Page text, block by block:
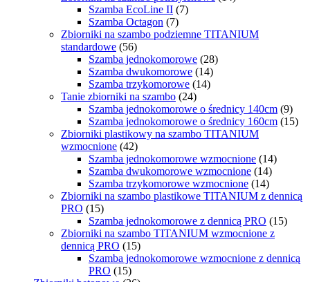
Szamba EcoLine II (7)
Szamba Octagon (7)
Zbiorniki na szambo podziemne TITANIUM
standardowe (56)
Szamba jednokomorowe (28)
Szamba dwukomorowe (14)
Szamba trzykomorowe (14)
Tanie zbiorniki na szambo (24)
Szamba jednokomorowe o średnicy 140cm (9)
Szamba jednokomorowe o średnicy 160cm (15)
Zbiorniki plastikowy na szambo TITANIUM
wzmocnione (42)
Szamba jednokomorowe wzmocnione (14)
Szamba dwukomorowe wzmocnione (14)
Szamba trzykomorowe wzmocnione (14)
Zbiorniki na szambo plastikowe TITANIUM z dennicą
PRO (15)
Szamba jednokomorowe z dennicą PRO (15)
Zbiorniki na szambo TITANIUM wzmocnione z
dennicą PRO (15)
Szamba jednokomorowe wzmocnione z dennicą
PRO (15)